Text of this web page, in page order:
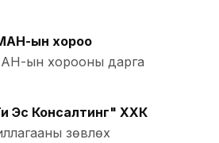
МАН-ын хороо
МАН-ын хорооны дарга
Эс Консалтинг" ХХК
зөвлөх